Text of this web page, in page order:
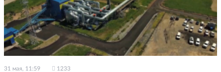
31 мая, 11:59 1233